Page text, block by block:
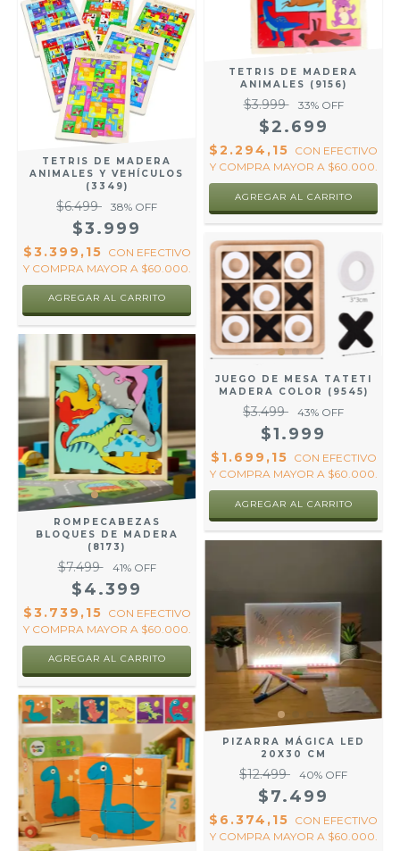
TETRIS DE MADERA
ANIMALES Y VEHÍCULOS
(3349)
$6.499 38% OFF
$3.999
$3.399,15 CON EFECTIVO
Y COMPRA MAYOR A $60.000.
AGREGAR AL CARRITO
TETRIS DE MADERA
ANIMALES (9156)
$3.999 33% OFF
$2.699
$2.294,15 CON EFECTIVO
Y COMPRA MAYOR A $60.000.
ROMPECABEZAS
BLOQUES DE MADERA
(8173)
$7.499 41% OFF
$4.399
$3.739,15 CON EFECTIVO
Y COMPRA MAYOR A $60.000.
AGREGAR AL CARRITO
JUEGO DE MESA TATETI
MADERA COLOR (9545)
$3.499 43% OFF
$1.999
$1.699,15 CON EFECTIVO
Y COMPRA MAYOR A $60.000.
PIZARRA MÁGICA LED
20X30 CM
$12.499 40% OFF
$7.499
$6.374,15 CON EFECTIVO
Y COMPRA MAYOR A $60.000.